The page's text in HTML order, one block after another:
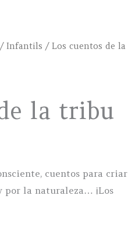
/Infantils / Los cuentos de la
la tribu
cuentos para criar
por la naturaleza… ¡Los